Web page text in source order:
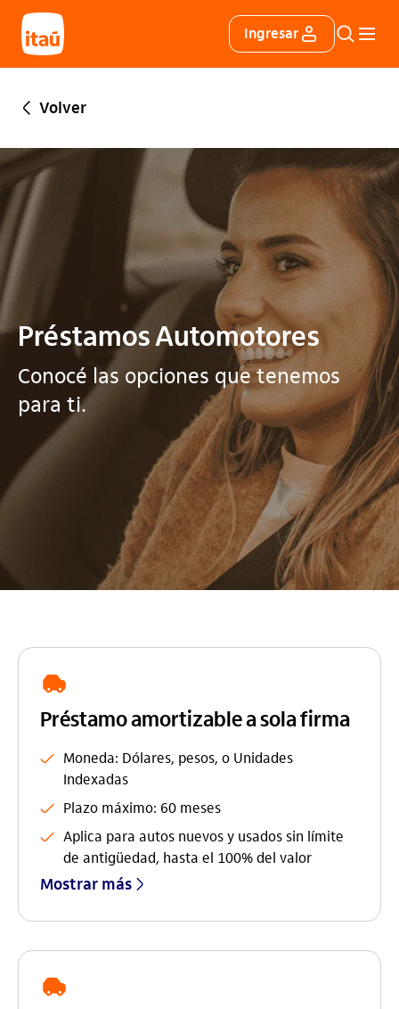
Itáu Ingresar
Buscar
Volver
Préstamos Automotores
Conocé las opciones que tenemos
para ti.
Préstamo amortizable a sola firma
Moneda: Dólares, pesos, o Unidades
Indexadas
Plazo máximo: 60 meses
Aplica para autos nuevos y usados sin límite
de antigüedad, hasta el 100% del valor
Mostrar más